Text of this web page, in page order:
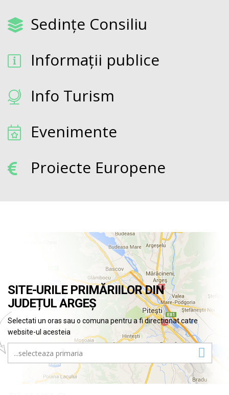
Sedințe Consiliu
Informații publice
Info Turism
Evenimente
Proiecte Europene
SITE-URILE PRIMĂRIILOR DIN
JUDEȚUL ARGEȘ
Selectati un oras sau o comuna pentru a fi directionat catre
website-ul acesteia